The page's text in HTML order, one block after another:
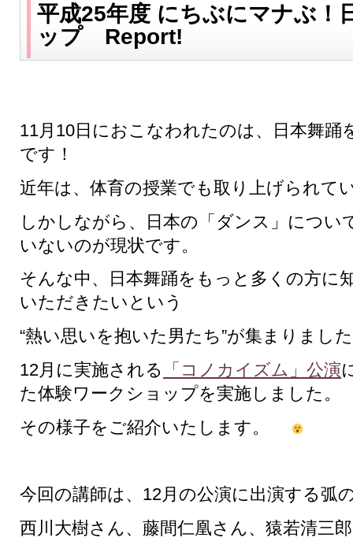
平成25年度 にちぶにマナぶ！
ップ Report!
11月10日におこなわれたのは、日本舞踊
です！
近年は、体育の授業でも取り上げられて
しかしながら、日本の「ダンス」につい
いないのが現状です。
そんな中、日本舞踊をもっと多くの方に
いただきたいという
“熱い思いを抱いた男たち”が集まりまし
12月に実施される
「コノカイズム」公演
た体験ワークショップを実施しました。
その様子をご紹介いたします。
今回の講師は、12月の公演に出演する弧
西川大樹さん、藤間仁凰さん、猿若清三